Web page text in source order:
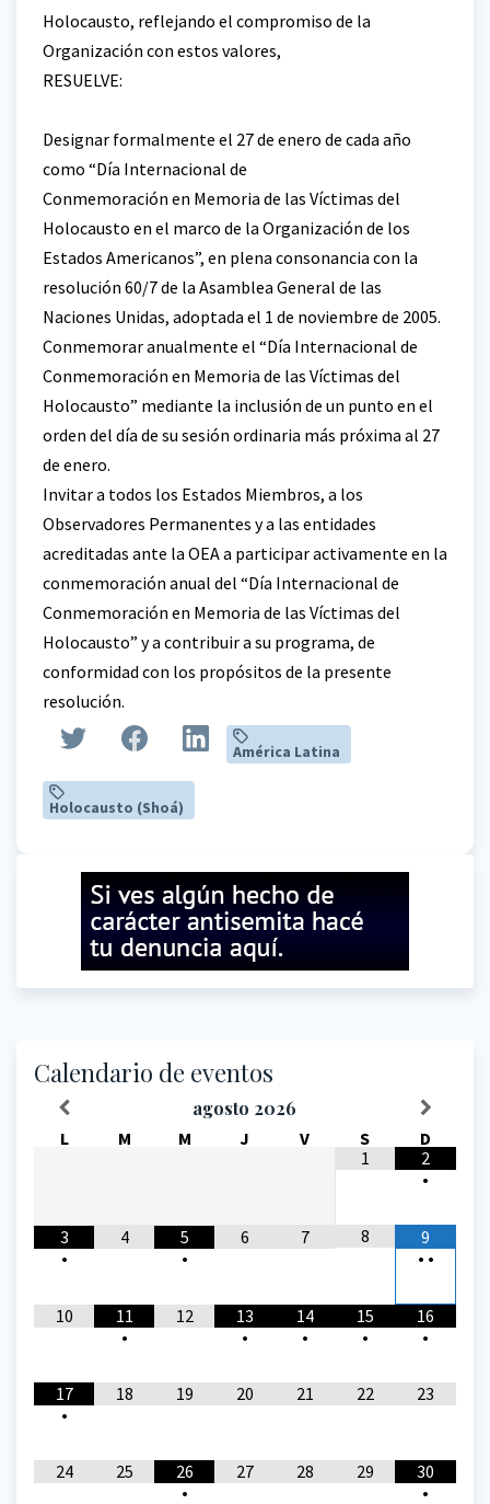
Holocausto, reflejando el compromiso de la
Organización con estos valores,
RESUELVE:
Designar formalmente el 27 de enero de cada año
como “Día Internacional de
Conmemoración en Memoria de las Víctimas del
Holocausto en el marco de la Organización de los
Estados Americanos”, en plena consonancia con la
resolución 60/7 de la Asamblea General de las
Naciones Unidas, adoptada el 1 de noviembre de 2005.
Conmemorar anualmente el “Día Internacional de
Conmemoración en Memoria de las Víctimas del
Holocausto” mediante la inclusión de un punto en el
orden del día de su sesión ordinaria más próxima al 27
de enero.
Invitar a todos los Estados Miembros, a los
Observadores Permanentes y a las entidades
acreditadas ante la OEA a participar activamente en la
conmemoración anual del “Día Internacional de
Conmemoración en Memoria de las Víctimas del
Holocausto” y a contribuir a su programa, de
conformidad con los propósitos de la presente
resolución.
América Latina
Holocausto (Shoá)
Calendario de eventos
agosto 2026
L M M J V S
D
1
2
•
3
•
4
5
•
6 7 8
9
• •
10
11
•
12
13
•
14
•
15
•
16
•
17
•
18 19 20 21 22 23
24 25
26
•
27 28 29
30
•